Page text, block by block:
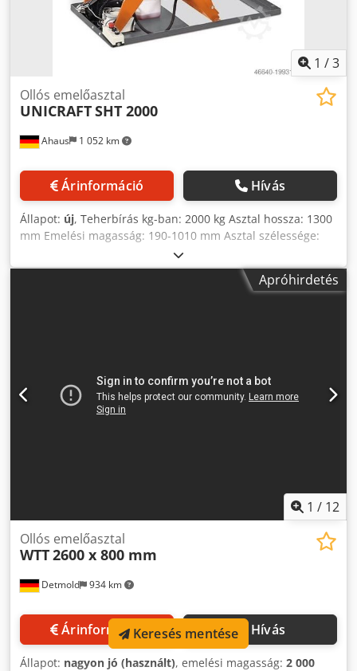
1 /3
Ahaus 1 052 km
Ollós emelőasztal
UNICRAFTSHT 2000
Árinformáció Hívás
Állapot: új, Teherbírás kg-ban: 2000 kg Asztal hossza: 1300
mm Emelési magasság: 190-1010 mm Asztal szélessége:
800 mm Szerszámtartó kocsi mozgatási sebessége: 22
mm/másodperc Tömeg: 280 kg Felszereltség: -
1570 biztonsági előírásokat - Nagynyomású henger kettős
biztonsági funkcióval Dcedpfoxak Ipjx Ad Sjk
Apróhirdetés
1 / 12
Detmold 934 km
Ollós emelőasztal
WTT2600 x 800 mm
Árinformáció Hívás
Állapot: nagyon jó (használt), emelési magasság: 2 000
Keresés mentése